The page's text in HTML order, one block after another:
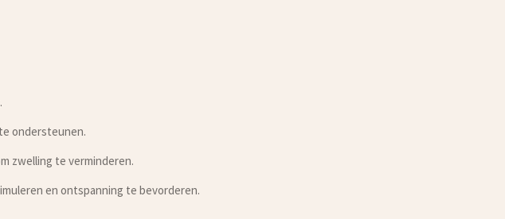
ondersteunen.
zwelling te verminderen.
en ontspanning te bevorderen.